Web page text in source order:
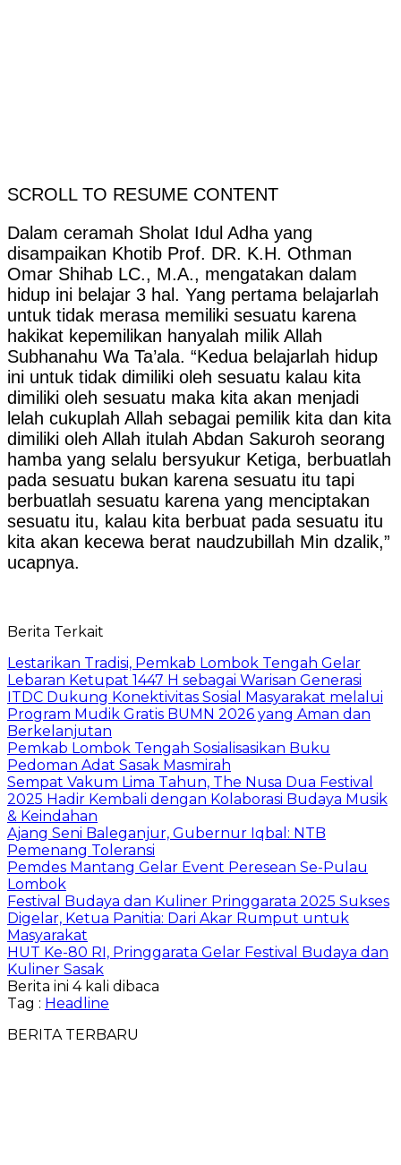
SCROLL TO RESUME CONTENT
Dalam ceramah Sholat Idul Adha yang
disampaikan Khotib Prof. DR. K.H. Othman
Omar Shihab LC., M.A., mengatakan dalam
hidup ini belajar 3 hal. Yang pertama belajarlah
untuk tidak merasa memiliki sesuatu karena
hakikat kepemilikan hanyalah milik Allah
Subhanahu Wa Ta’ala. “Kedua belajarlah hidup
ini untuk tidak dimiliki oleh sesuatu kalau kita
dimiliki oleh sesuatu maka kita akan menjadi
lelah cukuplah Allah sebagai pemilik kita dan kita
dimiliki oleh Allah itulah Abdan Sakuroh seorang
hamba yang selalu bersyukur Ketiga, berbuatlah
pada sesuatu bukan karena sesuatu itu tapi
berbuatlah sesuatu karena yang menciptakan
sesuatu itu, kalau kita berbuat pada sesuatu itu
kita akan kecewa berat naudzubillah Min dzalik,”
ucapnya.
Berita Terkait
Lestarikan Tradisi, Pemkab Lombok Tengah Gelar
Lebaran Ketupat 1447 H sebagai Warisan Generasi
ITDC Dukung Konektivitas Sosial Masyarakat melalui
Program Mudik Gratis BUMN 2026 yang Aman dan
Berkelanjutan
Pemkab Lombok Tengah Sosialisasikan Buku
Pedoman Adat Sasak Masmirah
Sempat Vakum Lima Tahun, The Nusa Dua Festival
2025 Hadir Kembali dengan Kolaborasi Budaya Musik
& Keindahan
Ajang Seni Baleganjur, Gubernur Iqbal: NTB
Pemenang Toleransi
Pemdes Mantang Gelar Event Peresean Se-Pulau
Lombok
Festival Budaya dan Kuliner Pringgarata 2025 Sukses
Digelar, Ketua Panitia: Dari Akar Rumput untuk
Masyarakat
HUT Ke-80 RI, Pringgarata Gelar Festival Budaya dan
Kuliner Sasak
Berita ini 4 kali dibaca
Tag : Headline
BERITA TERBARU